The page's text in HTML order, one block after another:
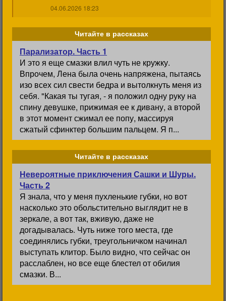
04.06.2026 18:23
Читайте в рассказах
Парализатор. Часть 1
И это я еще смазки влил чуть не кружку.
Впрочем, Лена была очень напряжена, пытаясь
изо всех сил свести бедра и вытолкнуть меня из
себя. "Какая ты тугая, - я положил одну руку на
спину девушке, прижимая ее к дивану, а второй
в этот момент сжимал ее попу, массируя
сжатый сфинктер большим пальцем. Я п...
Читайте в рассказах
Невероятные приключения Сашки и Шуры.
Часть 2
Я знала, что у меня пухленькие губки, но вот
насколько это обольстительно выглядит не в
зеркале, а вот так, вживую, даже не
догадывалась. Чуть ниже того места, где
соединялись губки, треугольничком начинал
выступать клитор. Было видно, что сейчас он
расслаблен, но все еще блестел от обилия
смазки. В...